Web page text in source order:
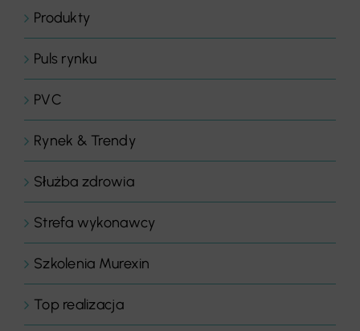
Produkty
Puls rynku
PVC
Rynek & Trendy
Służba zdrowia
Strefa wykonawcy
Szkolenia Murexin
Top realizacja